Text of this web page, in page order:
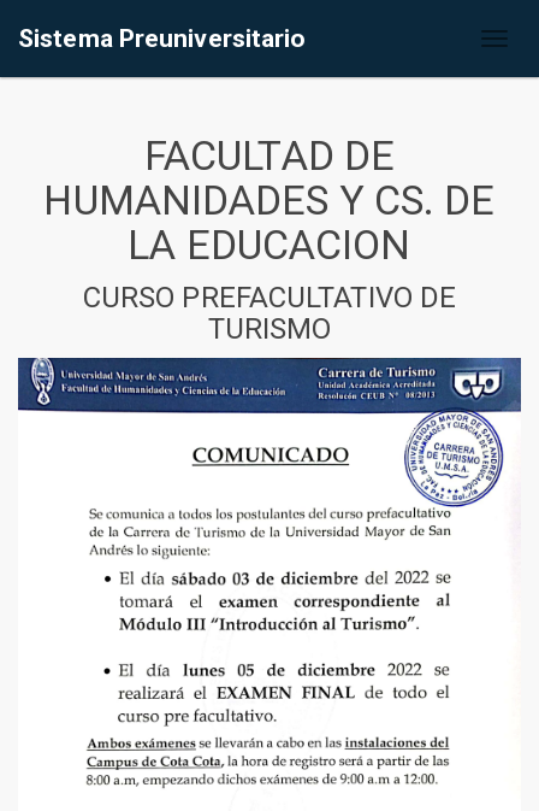
Sistema Preuniversitario
FACULTAD DE
HUMANIDADES Y CS. DE
LA EDUCACION
CURSO PREFACULTATIVO DE
TURISMO